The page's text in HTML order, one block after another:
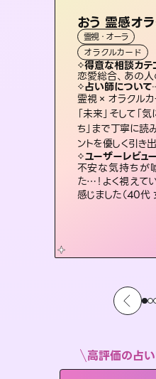
おう 霊感オ
霊視・オーラ
オラクルカード
得意な相談カテ
恋愛総合、あの
占い師について
霊視×オラクルカ
「未来」そして「
ち」まで丁寧に読
ントを優しく引き出
ユーザーレビュー
不安な気持ちが
た…！よく視えて
感じました（40代
アイリ
西洋占星術
ルーン
得意な相
恋愛総合、
占い師に
復縁、恋愛
思い、仕事
いことや心
紐解き、背中
ユーザーレ
安心感のあり
さない鑑定の
持ちを整えら
未来
霊視・オ
スピリチ
得意
出逢い
占い
未来に
ます。不
たの素
選択でき
ユーザ
職場の人
本当によ
打てて前
霊
ス
得
片想
占
3,700年以上の歴史を持つ東洋
ユー
複雑な
いただ
た（50
寧ユ
鑑定
動す
とう
い
と
ら
しゃ
高評価の占